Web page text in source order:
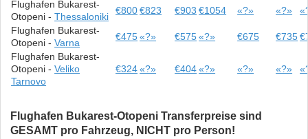
Flughafen Bukarest-
Otopeni -Thessaloniki
€800€823 €903 €1054 «?» «?»
Flughafen Bukarest-
Otopeni -Varna
€475«?» €575«?» €675 €735
Flughafen Bukarest-
Otopeni -Veliko
Tarnovo
€324«?» €404«?» «?» «?»
Flughafen Bukarest-Otopeni Transferpreise sind
GESAMT pro Fahrzeug, NICHT pro Person!